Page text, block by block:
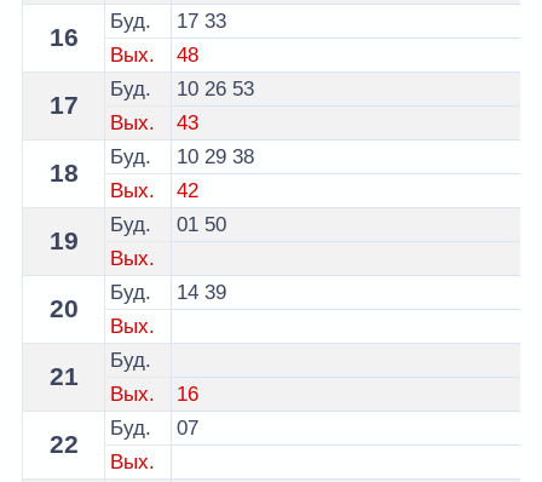
16
Буд. 17 33
Вых.
48
17
Буд. 10 26 53
Вых.
43
18
Буд. 10 29 38
Вых.
42
19
Буд. 01 50
Вых.
20
Буд. 14 39
Вых.
21
Буд.
Вых.
16
22
Буд.
07
Вых.